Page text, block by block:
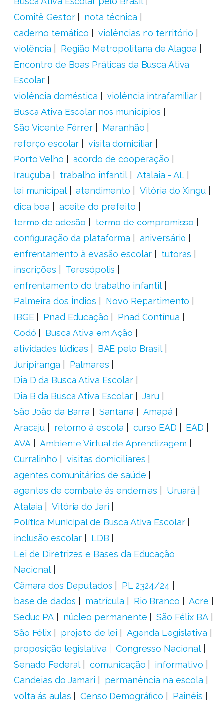
Comitê Gestor
nota técnica
caderno temático
violências no território
violência
Região Metropolitana de Alagoa
Encontro de Boas Práticas da Busca Ativa
Escolar
violência doméstica
violência intrafamiliar
Busca Ativa Escolar nos municípios
São Vicente Férrer
Maranhão
reforço escolar
visita domiciliar
Porto Velho
acordo de cooperação
Irauçuba
trabalho infantil
Atalaia - AL
lei municipal
atendimento
Vitória do Xingu
dica boa
aceite do prefeito
termo de adesão
termo de compromisso
configuração da plataforma
aniversário
enfrentamento à evasão escolar
tutoras
inscrições
Teresópolis
enfrentamento do trabalho infantil
Palmeira dos Índios
Novo Repartimento
IBGE
Pnad Educação
Pnad Contínua
Codó
Busca Ativa em Ação
atividades lúdicas
BAE pelo Brasil
Juripiranga
Palmares
Dia D da Busca Ativa Escolar
Dia B da Busca Ativa Escolar
Jaru
São João da Barra
Santana
Amapá
Aracaju
retorno à escola curso EAD
EAD
AVA
Ambiente Virtual de Aprendizagem
Curralinho
visitas domiciliares
agentes comunitários de saúde
agentes de combate às endemias
Uruará
Atalaia
Vitória do Jari
Política Municipal de Busca Ativa Escolar
inclusão escolar
LDB
Lei de Diretrizes e Bases da Educação
Nacional
Câmara dos Deputados
PL 2324/24
base de dados
matrícula Rio Branco
Acre
Seduc PA
núcleo permanente
São Félix BA
São Félix
projeto de lei
Agenda Legislativa
proposição legislativa
Congresso Nacional
Senado Federal
comunicação
informativo
Candeias do Jamari
permanência na escola
volta ás aulas
Censo Demográfico
Painéis